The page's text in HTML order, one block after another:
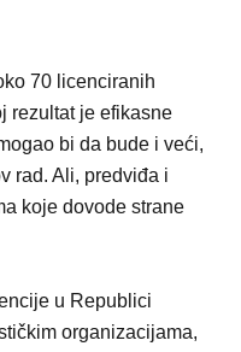
70 licenciranih
rezultat je efikasne
bi da bude i veći,
rad. Ali, predviđa i
koje dovode strane
u Republici
organizacijama,